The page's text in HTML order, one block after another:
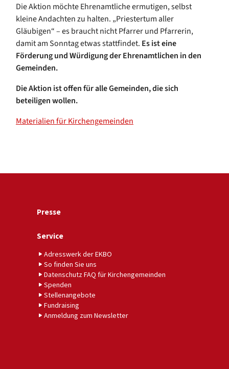
Die Aktion möchte Ehrenamtliche ermutigen, selbst
kleine Andachten zu halten. „Priestertum aller
Gläubigen“ – es braucht nicht Pfarrer und Pfarrerin,
damit am Sonntag etwas stattfindet. Es ist eine
Förderung und Würdigung der Ehrenamtlichen in den
Gemeinden.
Die Aktion ist offen für alle Gemeinden, die sich
beteiligen wollen.
Materialien für Kirchengemeinden
Presse
Service
Adresswerk der EKBO
So finden Sie uns
Datenschutz FAQ für Kirchengemeinden
Spenden
Stellenangebote
Fundraising
Anmeldung zum Newsletter